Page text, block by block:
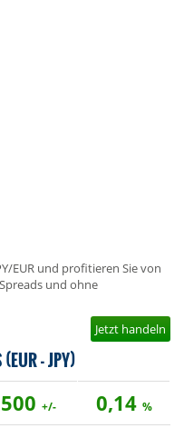
EUR und profitieren Sie von
und ohne
Jetzt handeln
(EUR - JPY)
+/- 0,14 %